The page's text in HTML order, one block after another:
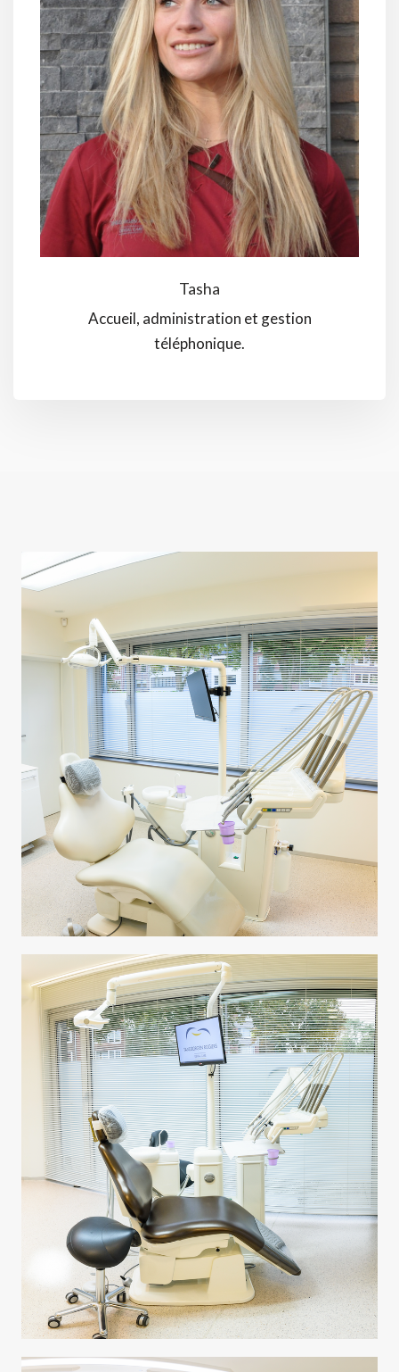
Tasha
Accueil, administration et gestion
téléphonique.